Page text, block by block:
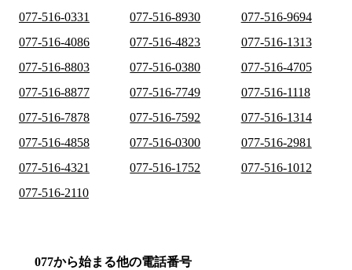
077-516-0331
077-516-8930
077-516-9694
077-516-4086
077-516-4823
077-516-1313
077-516-8803
077-516-0380
077-516-4705
077-516-8877
077-516-7749
077-516-1118
077-516-7878
077-516-7592
077-516-1314
077-516-4858
077-516-0300
077-516-2981
077-516-4321
077-516-1752
077-516-1012
077-516-2110
077から始まる他の電話番号